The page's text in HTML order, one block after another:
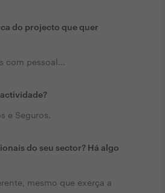
do projecto que quer
com pessoal...
e Seguros.
do seu sector? Há algo
mesmo que exerça a